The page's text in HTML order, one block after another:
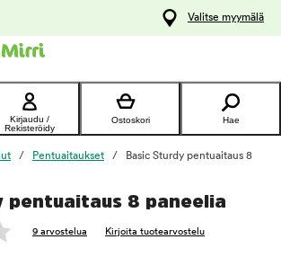
Valitse myymälä
Kirjaudu /
Rekisteröidy
Ostoskori Hae
Pentuaitaukset
Basic Sturdy pentuaitaus 8
pentuaitaus 8 paneelia
9 arvostelua Kirjoita tuotearvostelu